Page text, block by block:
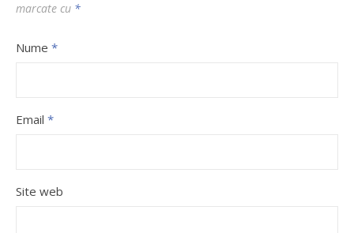
marcate cu *
Nume *
Email *
Site web